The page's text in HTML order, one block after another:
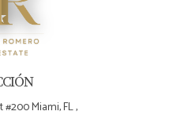
#200 Miami, FL ,